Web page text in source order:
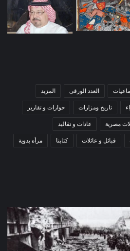
العدد الورقى المزيد
تاريخ ومزارات حوارات و تقارير
مصرية عادات و تقاليد
قبائل و عائلات كتابنا مرأه بدوية